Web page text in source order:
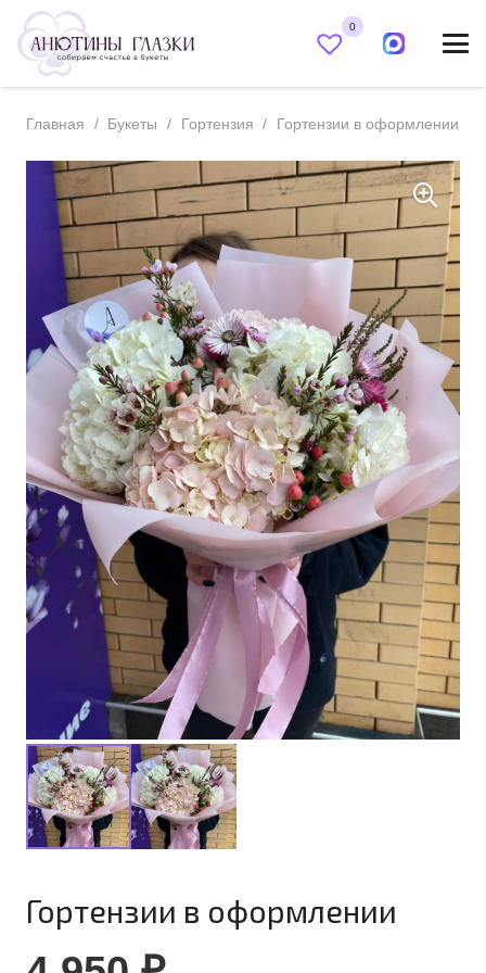
0
Главная / Букеты / Гортензия / Гортензии в оформлении
Гортензии в оформлении